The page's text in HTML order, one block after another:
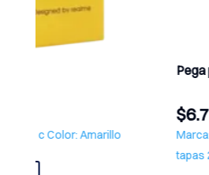
Marca: RF4 Modelo: G30 Set de
tapas 2 en 1 Color: Transparente –